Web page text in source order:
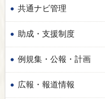
共通ナビ管理
助成・支援制度
例規集・公報・計画
広報・報道情報